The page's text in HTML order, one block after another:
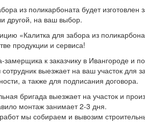
из поликарбоната будет
другой, на ваш выбор.
«Калитка для забора из
продукции и сервиса!
замерщика к заказчику в Ивангороде и
выезжает на ваш участок для
а также для подписания договора.
бригада выезжает на участок и
монтаж занимает 2-3 дня.
мы собираем и вывозим